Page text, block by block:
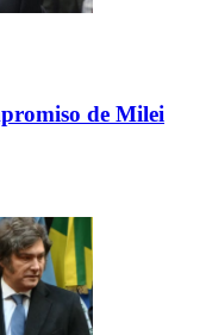
de Milei